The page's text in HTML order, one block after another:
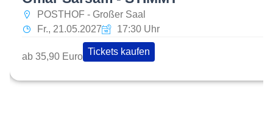
POSTHOF - Großer Saal
Fr., 21.05.2027
17:30 Uhr
ab 35,90 Euro Tickets kaufen